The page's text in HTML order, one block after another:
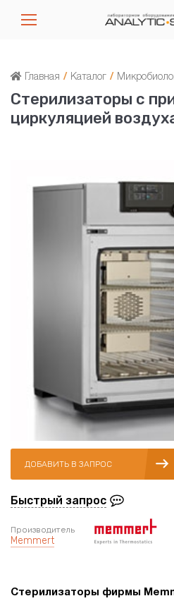
Главная / Каталог /
Стерилизаторы с
циркуляцией
ДОБАВИТЬ В ЗАПРОС
Быстрый запрос
Производитель
Memmert
Стерилизаторы фирмы